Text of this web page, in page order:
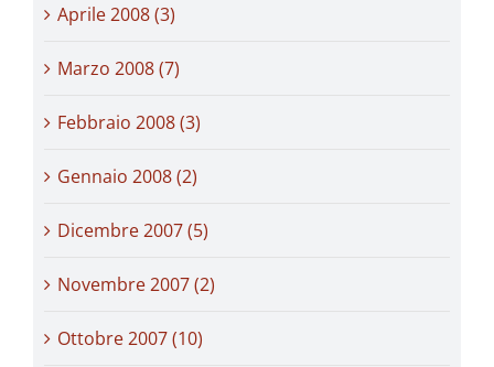
Aprile 2008 (3)
Marzo 2008 (7)
Febbraio 2008 (3)
Gennaio 2008 (2)
Dicembre 2007 (5)
Novembre 2007 (2)
Ottobre 2007 (10)